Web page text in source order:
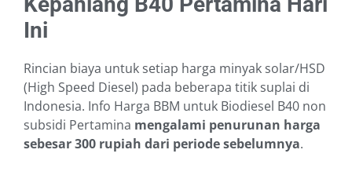
Ini
Rincian biaya untuk setiap harga minyak solar/HSD
(High Speed Diesel) pada beberapa titik suplai di
Indonesia. Info Harga BBM untuk Biodiesel B40 non
subsidi Pertamina mengalami penurunan harga
sebesar 300 rupiah dari periode sebelumnya.